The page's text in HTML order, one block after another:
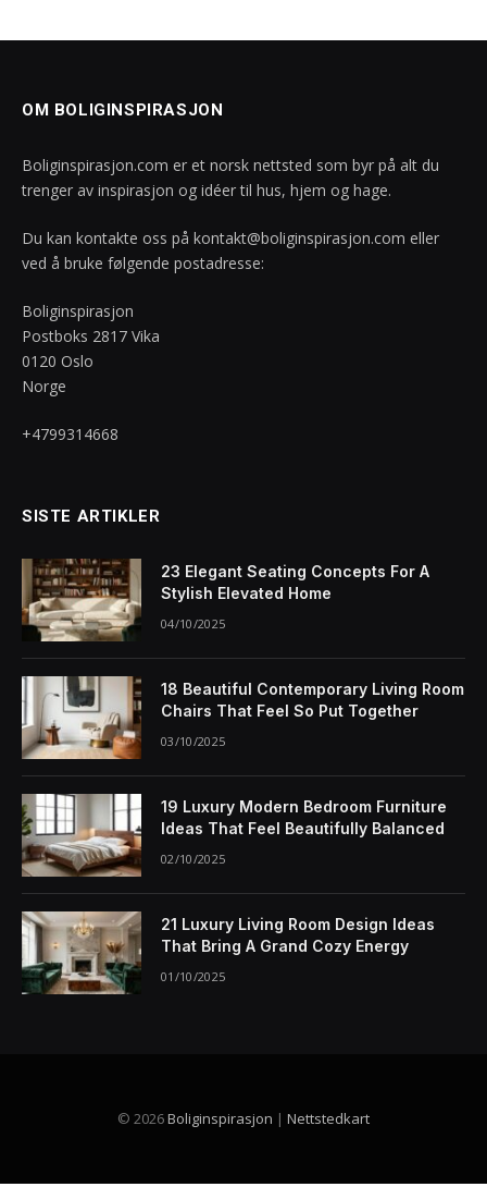
OM BOLIGINSPIRASJON
Boliginspirasjon.com er et norsk nettsted som byr på alt du
trenger av inspirasjon og idéer til hus, hjem og hage.
Du kan kontakte oss på kontakt@boliginspirasjon.com eller
ved å bruke følgende postadresse:
Boliginspirasjon
Postboks 2817 Vika
0120 Oslo
Norge
+4799314668
SISTE ARTIKLER
23 Elegant Seating Concepts For A
Stylish Elevated Home
04/10/2025
18 Beautiful Contemporary Living Room
Chairs That Feel So Put Together
03/10/2025
19 Luxury Modern Bedroom Furniture
Ideas That Feel Beautifully Balanced
02/10/2025
21 Luxury Living Room Design Ideas
That Bring A Grand Cozy Energy
01/10/2025
© 2026Boliginspirasjon | Nettstedkart